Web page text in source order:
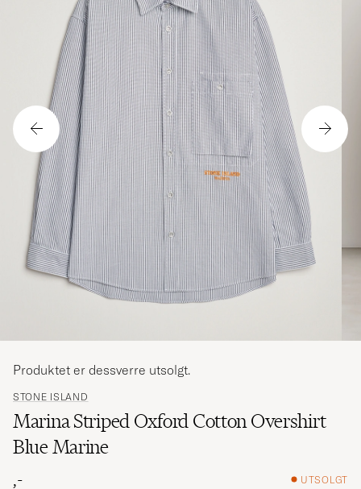
STONE ISLAND
Marina Striped Oxford Cotton Overshirt
Blue Marine
,-
UTSOLGT
Produktet er dessverre utsolgt.